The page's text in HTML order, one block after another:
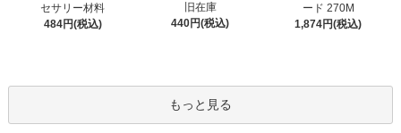
セサリー材料
484円(税込)
旧在庫
440円(税込)
ード 270M
1,874円(税込)
もっと見る